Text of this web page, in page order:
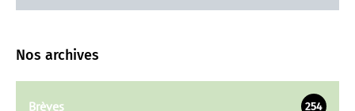
Nos archives
Brèves 254